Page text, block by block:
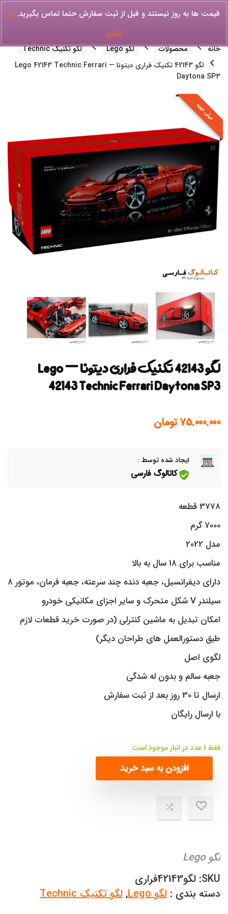
قیمت ها به روز نیستند و قبل از ثبت سفارش حتما تماس بگیرید. رد
کردن
خانه محصولات لگو Lego
لگو تکنیک Technic
لگو 42143 تکنیک فراری دیتونا — Lego 42143 Technic Ferrari
Daytona SP3
خیلی خفنه
لگو 42143 تکنیک فراری دیتونا — Lego
42143 Technic Ferrari Daytona SP3
75.000.000 تومان
ایجاد شده توسط :
کاتالوگ فارسی
3778 قطعه
7000 گرم
مدل 2022
مناسب برای 18 سال به بالا
دارای دیفرانسیل، جعبه دنده چند سرعته، جعبه فرمان، موتور 8
سیلندر V شکل متحرک و سایر اجزای مکانیکی خودرو
امکان تبدیل به ماشین کنترلی (در صورت خرید قطعات لازم
طبق دستورالعمل های طراحان دیگر)
لگوی اصل
جعبه سالم و بدون له شدگی
ارسال تا 30 روز بعد از ثبت سفارش
با ارسال رایگان
فقط 1 عدد در انبار موجود است
افزودن به سبد خرید
لگو Lego
SKU: لگو42143فراری
دسته بندی : لگو Lego ,لگو تکنیک Technic